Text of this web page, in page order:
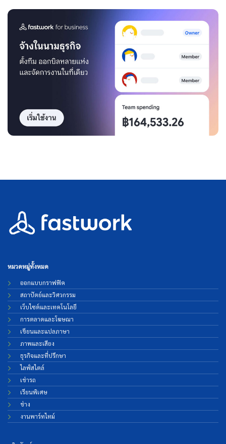
หมวดหมู่ทั้งหมด
ออกแบบกราฟฟิค
สถาปัตย์และวิศวกรรม
เว็บไซต์และเทคโนโลยี
การตลาดและโฆษณา
เขียนและแปลภาษา
ภาพและเสียง
ธุรกิจและที่ปรึกษา
ไลฟ์สไตล์
เช่ารถ
เรียนพิเศษ
ช่าง
งานพาร์ทไทม์